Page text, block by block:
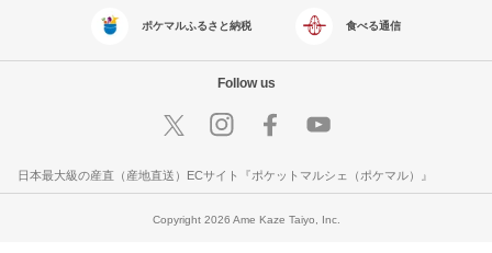
ポケマルふるさと納税 食べる通信
Follow us
日本最大級の産直（産地直送）ECサイト『ポケットマルシェ（ポケマル）』
Copyright 2026 Ame Kaze Taiyo, Inc.